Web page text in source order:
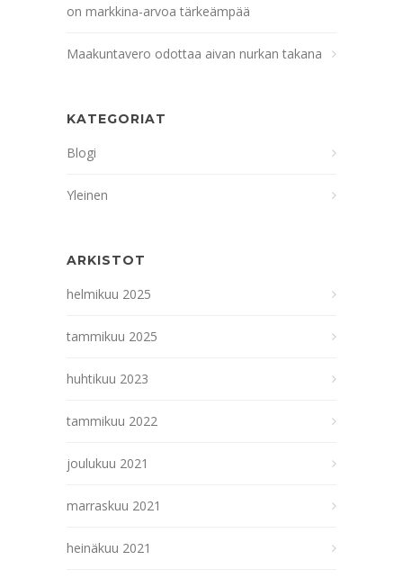
on markkina-arvoa tärkeämpää
Maakuntavero odottaa aivan nurkan takana
KATEGORIAT
Blogi
Yleinen
ARKISTOT
helmikuu 2025
tammikuu 2025
huhtikuu 2023
tammikuu 2022
joulukuu 2021
marraskuu 2021
heinäkuu 2021